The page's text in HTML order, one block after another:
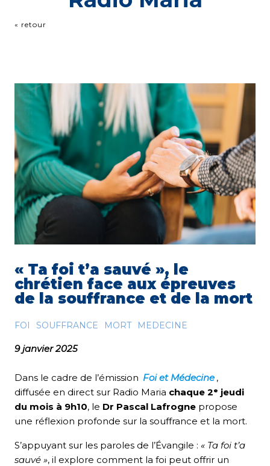
« retour
« Ta foi t’a sauvé », le
chrétien face aux épreuves
de la souffrance et de la mort
FOI SOUFFRANCE MORT MEDECINE
9 janvier 2025
Dans le cadre de l’émission Foi et Médecine ,
diffusée en direct sur Radio Maria chaque 2ᵉ jeudi
du mois à 9h10, le Dr Pascal Lafrogne propose
une réflexion profonde sur la souffrance et la mort.
S’appuyant sur les paroles de l’Évangile : « Ta foi t’a
sauvé », il explore comment la foi peut offrir un